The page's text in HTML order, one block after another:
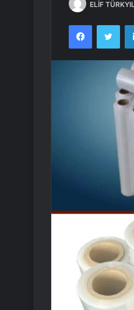
ELİF
Facebook